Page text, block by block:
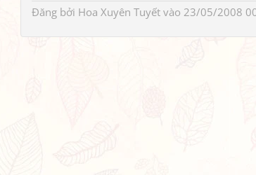
Đăng bởi Hoa Xuyên Tuyết vào 23/05/2008